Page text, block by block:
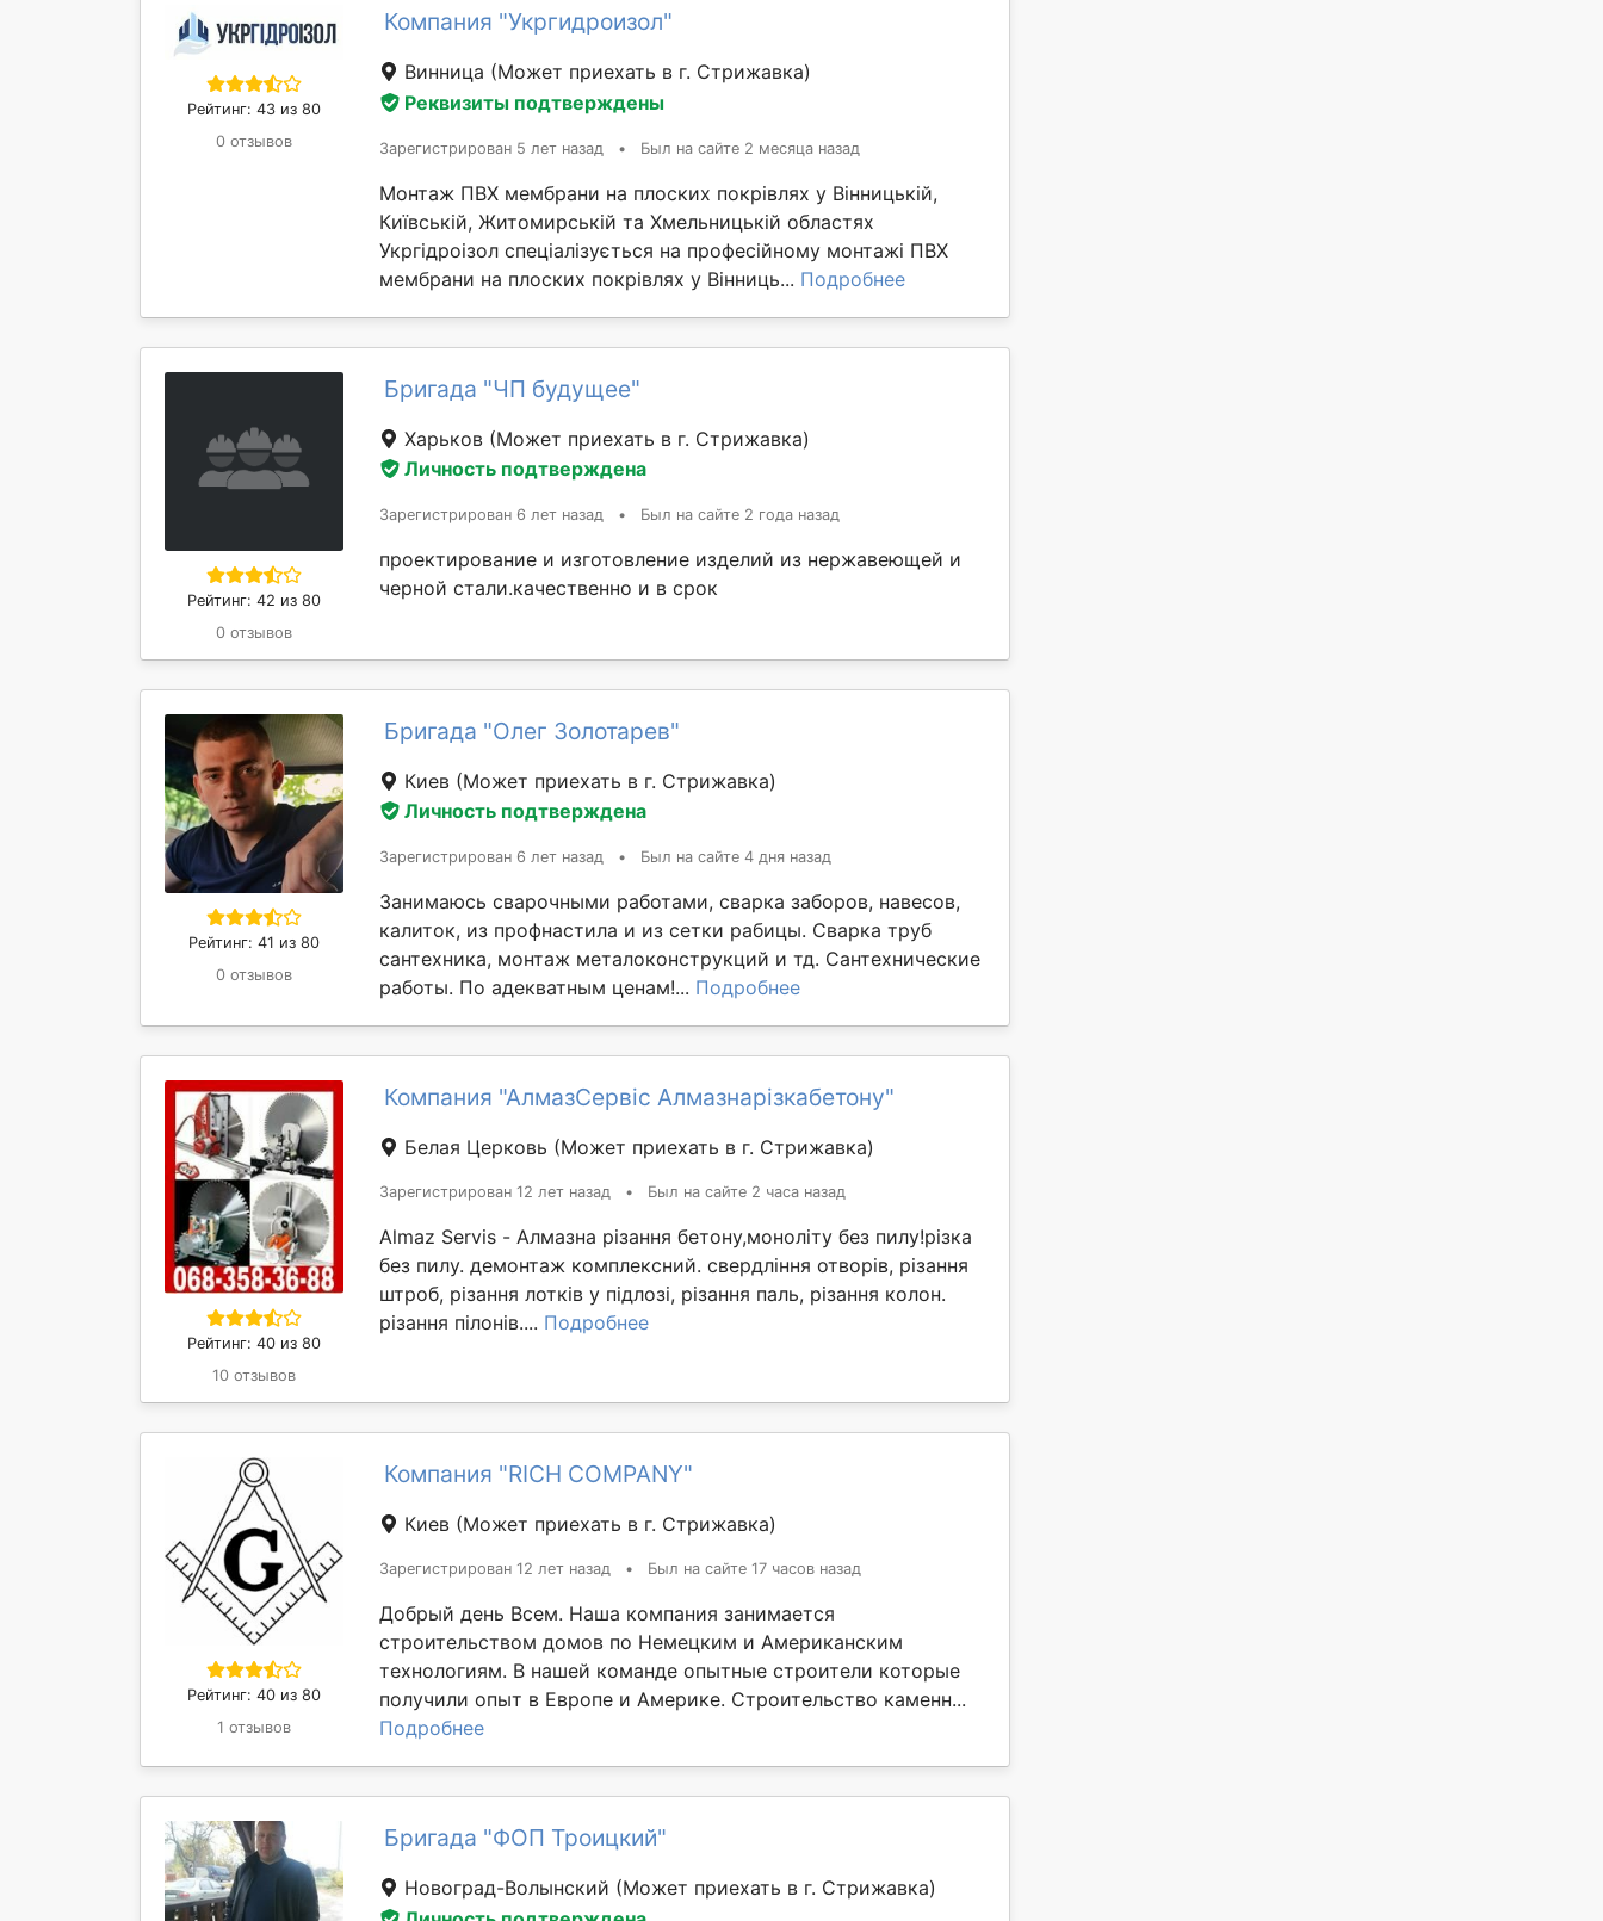
Рейтинг: 43 из 80
0 отзывов
Компания "Укргидроизол"
Винница (Может приехать в г. Стрижавка)
Реквизиты подтверждены
Зарегистрирован 5 лет назад • Был на сайте 2 месяца назад
Монтаж ПВХ мембрани на плоских покрівлях у Вінницькій,
Київській, Житомирській та Хмельницькій областях
Укргідроізол спеціалізується на професійному монтажі ПВХ
мембрани на плоских покрівлях у Вінниць... Подробнее
Рейтинг: 42 из 80
0 отзывов
Бригада "ЧП будущее"
Харьков (Может приехать в г. Стрижавка)
Личность подтверждена
Зарегистрирован 6 лет назад • Был на сайте 2 года назад
проектирование и изготовление изделий из нержавеющей и
черной стали.качественно и в срок
Рейтинг: 41 из 80
0 отзывов
Бригада "Олег Золотарев"
Киев (Может приехать в г. Стрижавка)
Личность подтверждена
Зарегистрирован 6 лет назад • Был на сайте 4 дня назад
Занимаюсь сварочными работами, сварка заборов, навесов,
калиток, из профнастила и из сетки рабицы. Сварка труб
сантехника, монтаж металоконструкций и тд. Сантехнические
работы. По адекватным ценам!... Подробнее
Рейтинг: 40 из 80
10 отзывов
Компания "АлмазСервіс Алмазнарізкабетону"
Белая Церковь (Может приехать в г. Стрижавка)
Зарегистрирован 12 лет назад • Был на сайте 2 часа назад
Almaz Servis - Алмазна різання бетону,моноліту без пилу!різка
без пилу. демонтаж комплексний. свердління отворів, різання
штроб, різання лотків у підлозі, різання паль, різання колон.
різання пілонів.... Подробнее
Рейтинг: 40 из 80
1 отзывов
Компания "RICH COMPANY"
Киев (Может приехать в г. Стрижавка)
Зарегистрирован 12 лет назад • Был на сайте 17 часов назад
Добрый день Всем. Наша компания занимается
строительством домов по Немецким и Американским
технологиям. В нашей команде опытные строители которые
получили опыт в Европе и Америке. Строительство каменн...
Подробнее
Бригада "ФОП Троицкий"
Новоград-Волынский (Может приехать в г. Стрижавка)